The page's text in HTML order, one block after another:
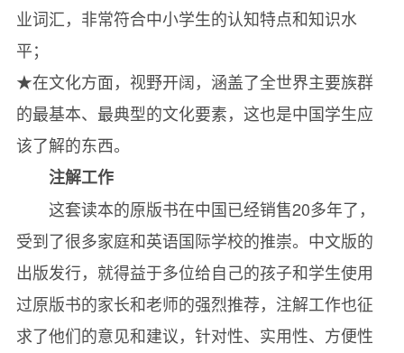
Earthquakes
地震
Ocean Circulation
海洋环流
Newton and Gravity
牛顿与万有引力
The North Star: A Fixed Point
北极星：一个固定的点
Expansion and Contraction
热胀冷缩
The Greenhouse Effect
业词汇，非常符合中小学生的认知特点和知识水
平；
★在文化方面，视野开阔，涵盖了全世界主要族群
的最基本、最典型的文化要素，这也是中国学生应
该了解的东西。
注解工作
这套读本的原版书在中国已经销售20多年了，
受到了很多家庭和英语国际学校的推崇。中文版的
出版发行，就得益于多位给自己的孩子和学生使用
过原版书的家长和老师的强烈推荐，注解工作也征
求了他们的意见和建议，针对性、实用性、方便性